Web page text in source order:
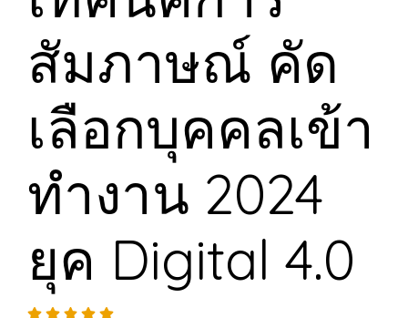
สัมภาษณ์ คัด
เลือกบุคคลเข้า
ทำงาน 2024
ยุค Digital 4.0